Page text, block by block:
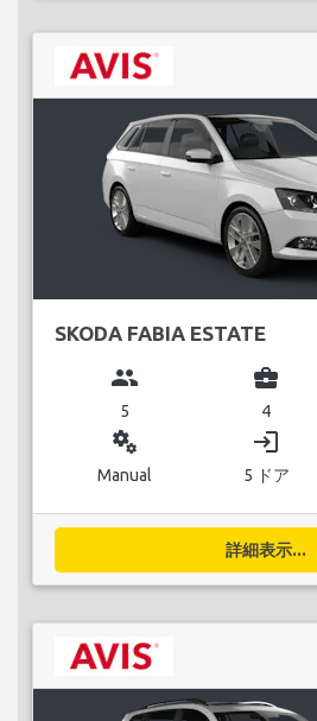
SKODA FABIA ESTATE
group
5
business_center
4
miscellaneous_services
Manual
login
5 ドア
詳細表示...